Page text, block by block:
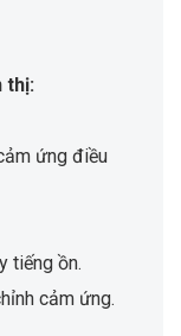
thị:
ứng điều
tiếng ồn.
cảm ứng.